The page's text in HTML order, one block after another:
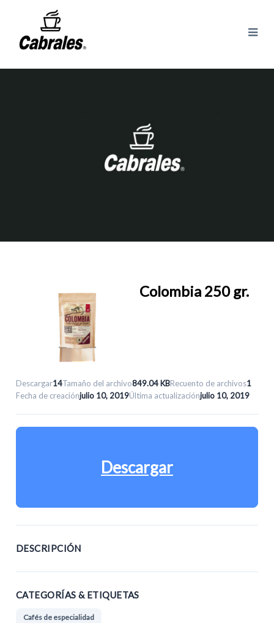
Colombia 250 gr.
Descargar14Tamaño del archivo849.04 KBRecuento de archivos1
Fecha de creaciónjulio 10, 2019Última actualizaciónjulio 10, 2019
Descargar
DESCRIPCIÓN
CATEGORÍAS & ETIQUETAS
Cafés de especialidad